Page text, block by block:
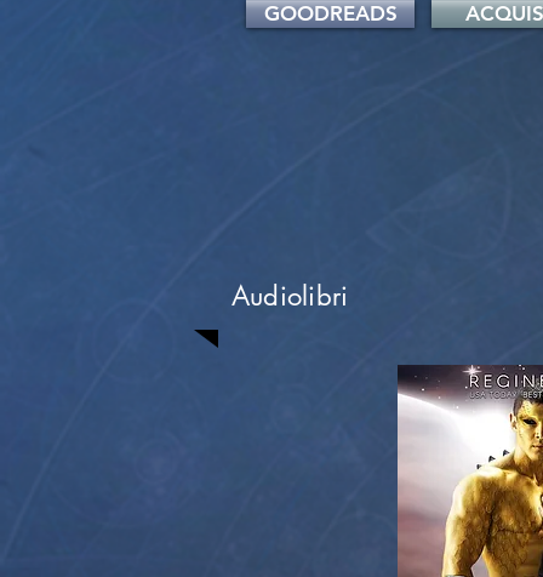
GOODREADS
Audiolibri